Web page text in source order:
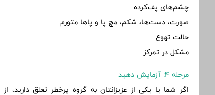
چشم‌های پف‌کرده
صورت، دست‌ها، شکم، مچ پا و پاها متورم
حالت تهوع
مشکل در تمرکز
مرحله 4: آزمایش دهید
اگر شما یا یکی از عزیزانتان به گروه پرخطر تعلق